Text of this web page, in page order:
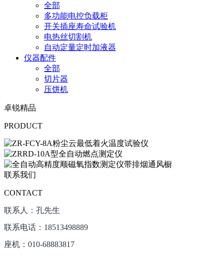
全部
多功能电控负载柜
开关插座寿命试验机
电热丝切割机
自动定量定时加液器
仪器配件
全部
切片器
压饼机
卓锐精品
PRODUCT
联系我们
CONTACT
联系人：孔先生
联系电话：18513498889
座机：010-68883817